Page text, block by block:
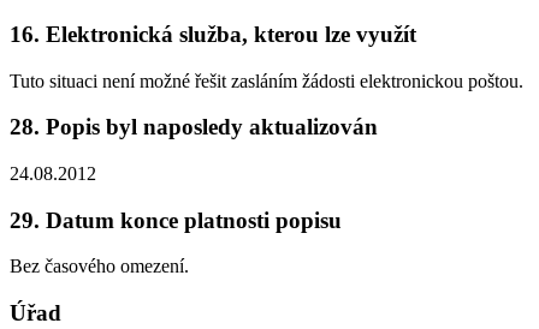
16. Elektronická služba, kterou lze využít
Tuto situaci není možné řešit zasláním žádosti elektronickou poštou.
28. Popis byl naposledy aktualizován
24.08.2012
29. Datum konce platnosti popisu
Bez časového omezení.
Úřad